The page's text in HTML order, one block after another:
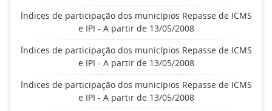
Índices de participação dos municípios Repasse de ICMS
e IPI - A partir de 13/05/2008
Índices de participação dos municípios Repasse de ICMS
e IPI - A partir de 13/05/2008
Índices de participação dos municípios Repasse de ICMS
e IPI - A partir de 13/05/2008